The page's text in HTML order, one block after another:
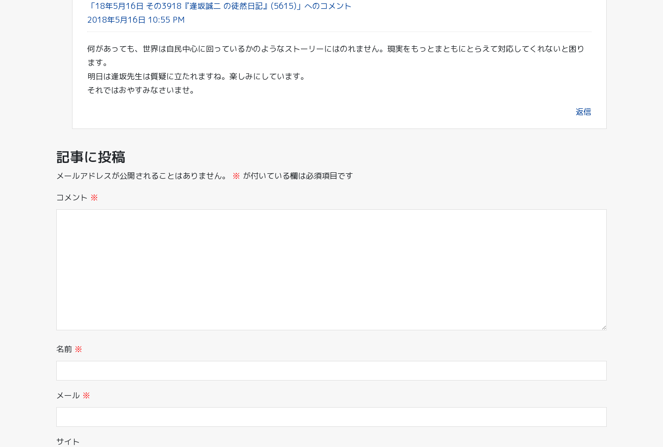
「18年5月16日 その3918『逢坂誠二 の徒然日記』(5615)」へのコメント
2018年5月16日 10:55 PM
何があっても、世界は自民中心に回っているかのようなストーリーにはのれません。現実をもっとまともにとらえて対応してくれないと困り
ます。
明日は逢坂先生は質疑に立たれますね。楽しみにしています。
それではおやすみなさいませ。
返信
記事に投稿
メールアドレスが公開されることはありません。 ※ が付いている欄は必須項目です
コメント ※
名前 ※
メール ※
サイト